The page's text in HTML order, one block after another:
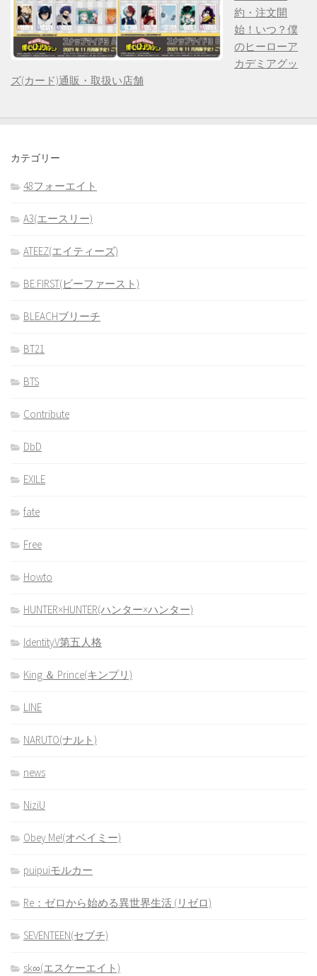
約・注文開
始！いつ？僕
のヒーローア
カデミアグッ
ズ(カード)通販・取扱い店舗
カテゴリー
48フォーエイト
A3(エースリー)
ATEEZ(エイティーズ)
BE:FIRST(ビーファースト)
BLEACHブリーチ
BT21
BTS
Contribute
DbD
EXILE
fate
Free
Howto
HUNTER×HUNTER(ハンター×ハンター)
IdentityV第五人格
King ＆ Prince(キンプリ)
LINE
NARUTO(ナルト)
news
NiziU
Obey Me!(オベイミー)
puipuiモルカー
Re：ゼロから始める異世界生活 (リゼロ)
SEVENTEEN(セブチ)
sk∞(エスケーエイト)